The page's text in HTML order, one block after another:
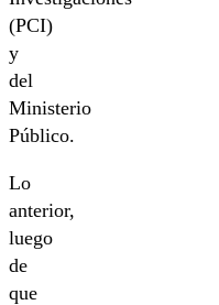
(PCI)
y
del
Ministerio
Público.
Lo
anterior,
luego
de
que